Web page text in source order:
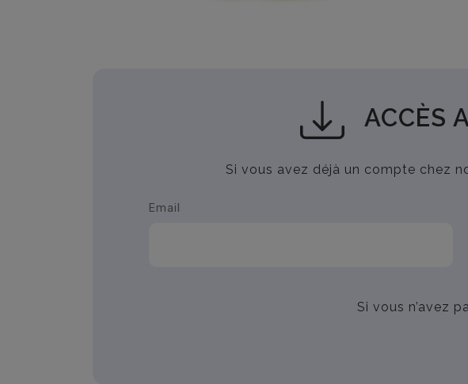
ACCÈS
Si vous avez déjà un compte chez
Email
Si vous n’avez